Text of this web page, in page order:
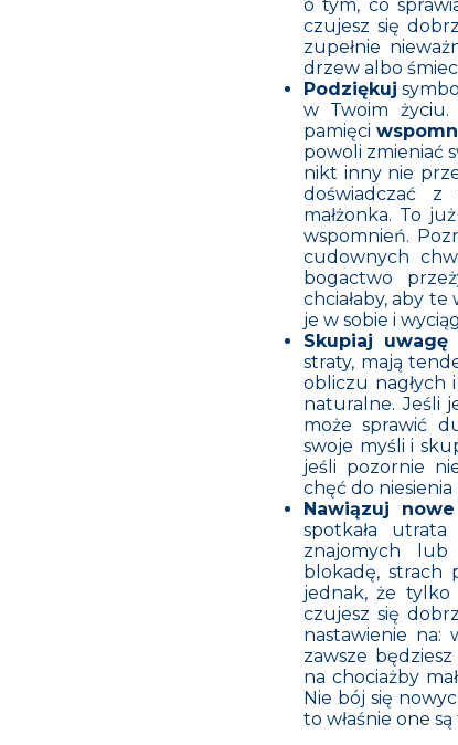
o tym, co
czujesz się
zupełnie
drzew albo
Podziękuj
w Twoim życiu.
pamięci
powoli zmieniać
nikt inny nie
doświadczać z
małżonka. To
wspomnień.
cudownych
bogactwo
chciałaby, aby
je w sobie i
Skupiaj uwagę
straty, mają
obliczu nagłych
naturalne. Jeśli
może sprawić
swoje myśli i
jeśli pozornie
chęć do
Nawiązuj
spotkała utrata
znajomych lub
blokadę, strach
jednak, że
czujesz się
nastawienie na:
zawsze
na chociażby
Nie bój się
to właśnie one